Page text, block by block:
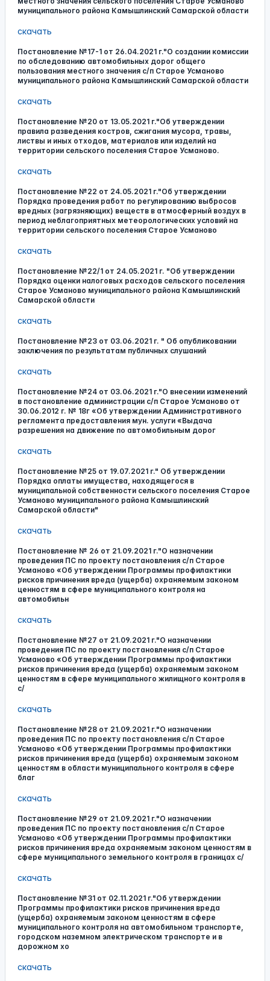
муниципального района Камышлинский Самарской области
скачать
Постановление №17-1 от 26.04.2021 г."О создании комиссии
по обследованию автомобильных дорог общего
пользования местного значения с/п Старое Усманово
муниципального района Камышлинский Самарской области
скачать
Постановление №20 от 13.05.2021 г."Об утверждении
правила разведения костров, сжигания мусора, травы,
листвы и иных отходов, материалов или изделий на
территории сельского поселения Старое Усманово.
скачать
Постановление №22 от 24.05.2021 г."Об утверждении
Порядка проведения работ по регулированию выбросов
вредных (загрязняющих) веществ в атмосферный воздух в
период неблагоприятных метеорологических условий на
территории сельского поселения Старое Усманово
скачать
Постановление №22/1 от 24.05.2021 г. "Об утверждении
Порядка оценки налоговых расходов сельского поселения
Старое Усманово муниципального района Камышлинский
Самарской области
скачать
Постановление №23 от 03.06.2021 г. " Об опубликовании
заключения по результатам публичных слушаний
скачать
Постановление №24 от 03.06.2021 г."О внесении изменений
в постановление администрации с/п Старое Усманово от
30.06.2012 г. № 18г «Об утверждении Административного
регламента предоставления мун. услуги «Выдача
разрешения на движение по автомобильным дорог
скачать
Постановление №25 от 19.07.2021 г." Об утверждении
Порядка оплаты имущества, находящегося в
муниципальной собственности сельского поселения Старое
Усманово муниципального района Камышлинский
Самарской области"
скачать
Постановление № 26 от 21.09.2021 г."О назначении
проведения ПС по проекту постановления с/п Старое
Усманово «Об утверждении Программы профилактики
рисков причинения вреда (ущерба) охраняемым законом
ценностям в сфере муниципального контроля на
автомобильн
скачать
Постановление №27 от 21.09.2021 г."О назначении
проведения ПС по проекту постановления с/п Старое
Усманово «Об утверждении Программы профилактики
рисков причинения вреда (ущерба) охраняемым законом
ценностям в сфере муниципального жилищного контроля в
с/
скачать
Постановление №28 от 21.09.2021 г."О назначении
проведения ПС по проекту постановления с/п Старое
Усманово «Об утверждении Программы профилактики
рисков причинения вреда (ущерба) охраняемым законом
ценностям в области муниципального контроля в сфере
благ
скачать
Постановление №29 от 21.09.2021 г."О назначении
проведения ПС по проекту постановления с/п Старое
Усманово «Об утверждении Программы профилактики
рисков причинения вреда охраняемым законом ценностям в
сфере муниципального земельного контроля в границах с/
скачать
Постановление №31 от 02.11.2021 г."Об утверждении
Программы профилактики рисков причинения вреда
(ущерба) охраняемым законом ценностям в сфере
муниципального контроля на автомобильном транспорте,
городском наземном электрическом транспорте и в
дорожном хо
скачать